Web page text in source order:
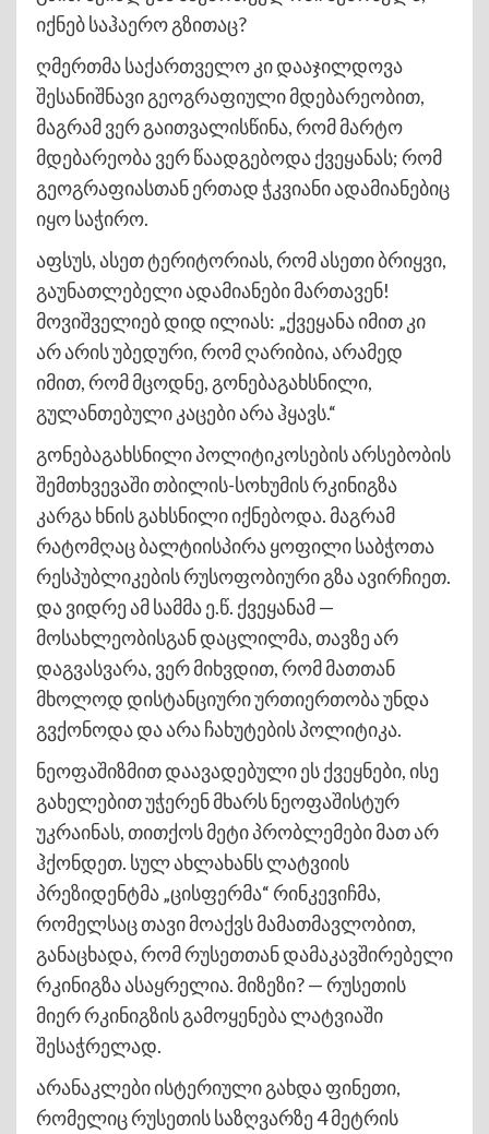
იქნებ საჰაერო გზითაც?
ღმერთმა საქართველო კი დააჯილდოვა
შესანიშნავი გეოგრაფიული მდებარეობით,
მაგრამ ვერ გაითვალისწინა, რომ მარტო
მდებარეობა ვერ წაადგებოდა ქვეყანას; რომ
გეოგრაფიასთან ერთად ჭკვიანი ადამიანებიც
იყო საჭირო.
აფსუს, ასეთ ტერიტორიას, რომ ასეთი ბრიყვი,
გაუნათლებელი ადამიანები მართავენ!
მოვიშველიებ დიდ ილიას: „ქვეყანა იმით კი
არ არის უბედური, რომ ღარიბია, არამედ
იმით, რომ მცოდნე, გონებაგახსნილი,
გულანთებული კაცები არა ჰყავს.“
გონებაგახსნილი პოლიტიკოსების არსებობის
შემთხვევაში თბილის-სოხუმის რკინიგზა
კარგა ხნის გახსნილი იქნებოდა. მაგრამ
რატომღაც ბალტიისპირა ყოფილი საბჭოთა
რესპუბლიკების რუსოფობიური გზა ავირჩიეთ.
და ვიდრე ამ სამმა ე.წ. ქვეყანამ —
მოსახლეობისგან დაცლილმა, თავზე არ
დაგვასვარა, ვერ მიხვდით, რომ მათთან
მხოლოდ დისტანციური ურთიერთობა უნდა
გვქონოდა და არა ჩახუტების პოლიტიკა.
ნეოფაშიზმით დაავადებული ეს ქვეყნები, ისე
გახელებით უჭერენ მხარს ნეოფაშისტურ
უკრაინას, თითქოს მეტი პრობლემები მათ არ
ჰქონდეთ. სულ ახლახანს ლატვიის
პრეზიდენტმა „ცისფერმა“ რინკევიჩმა,
რომელსაც თავი მოაქვს მამათმავლობით,
განაცხადა, რომ რუსეთთან დამაკავშირებელი
რკინიგზა ასაყრელია. მიზეზი? — რუსეთის
მიერ რკინიგზის გამოყენება ლატვიაში
შესაჭრელად.
არანაკლები ისტერიული გახდა ფინეთი,
რომელიც რუსეთის საზღვარზე 4 მეტრის